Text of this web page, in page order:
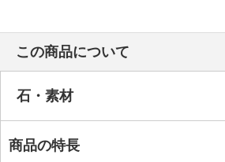
この商品について
石・素材
商品の特長